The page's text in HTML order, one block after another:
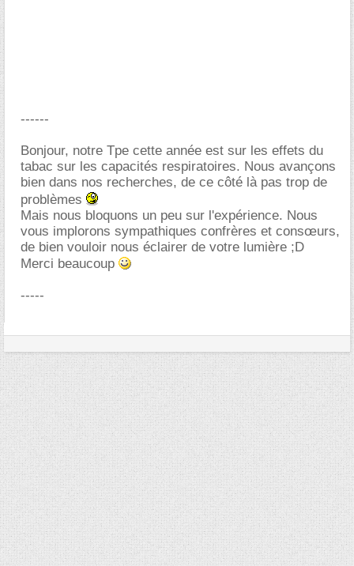
------
Bonjour, notre Tpe cette année est sur les effets du
tabac sur les capacités respiratoires. Nous avançons
bien dans nos recherches, de ce côté là pas trop de
problèmes
Mais nous bloquons un peu sur l'expérience. Nous
vous implorons sympathiques confrères et consœurs,
de bien vouloir nous éclairer de votre lumière ;D
Merci beaucoup
-----